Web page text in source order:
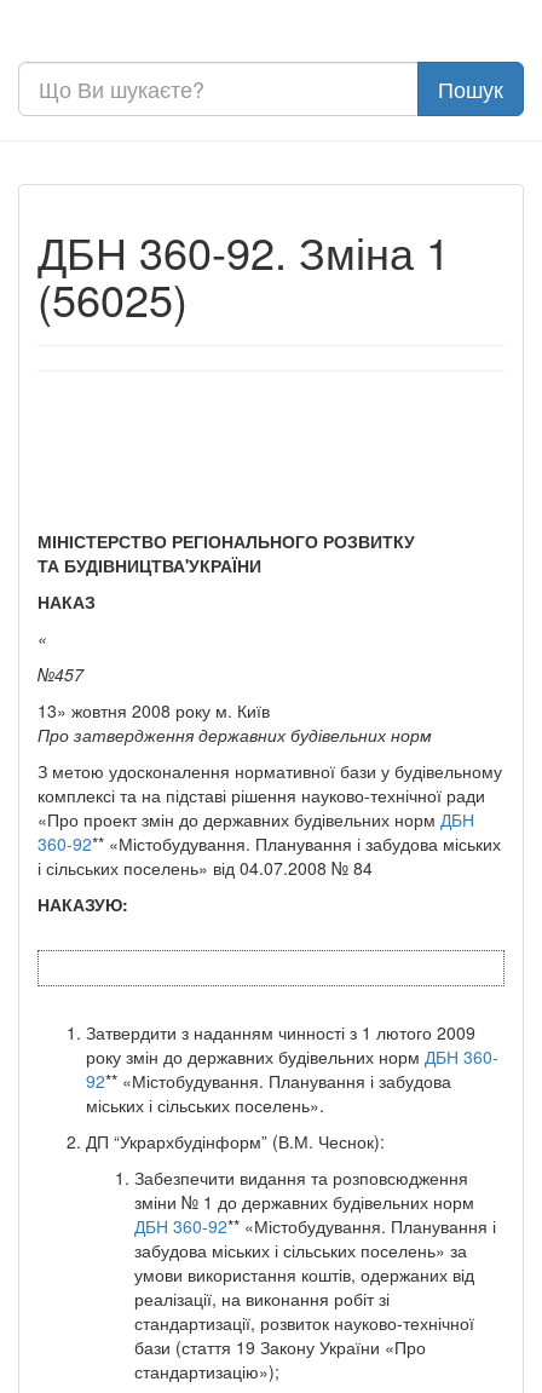
ДБН 360-92. Зміна 1
(56025)
МІНІСТЕРСТВО РЕГІОНАЛЬНОГО РОЗВИТКУ
ТА БУДІВНИЦТВА'УКРАЇНИ
НАКАЗ
«
№457
13» жовтня 2008 року м. Київ
Про затвердження державних будівельних норм
З метою удосконалення нормативної бази у будівельному
комплексі та на підставі рішення науково-технічної ради
«Про проект змін до державних будівельних норм ДБН
360-92** «Містобудування. Планування і забудова міських
і сільських поселень» від 04.07.2008 № 84
НАКАЗУЮ:
Затвердити з наданням чинності з 1 лютого 2009
року змін до державних будівельних норм ДБН 360-
92** «Містобудування. Планування і забудова
міських і сільських поселень».
ДП “Укрархбудінформ” (В.М. Чеснок):
Забезпечити видання та розповсюдження
зміни № 1 до державних будівельних норм
ДБН 360-92** «Містобудування. Планування і
забудова міських і сільських поселень» за
умови використання коштів, одержаних від
реалізації, на виконання робіт зі
стандартизації, розвиток науково-технічної
бази (стаття 19 Закону України «Про
стандартизацію»);